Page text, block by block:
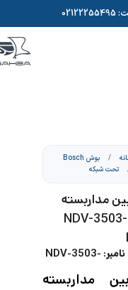
02122255495
/
بوش Bosch
تحت شبکه
مداربسته
دام NDV-3503-
پارت نامبر: NDV-3503-
مداربسته